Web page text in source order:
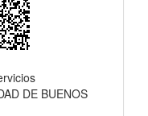
DE BUENOS